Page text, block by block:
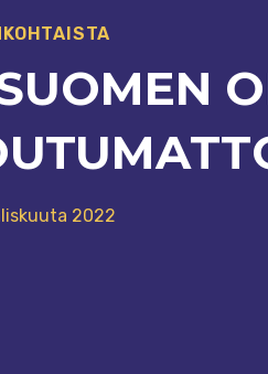
2022